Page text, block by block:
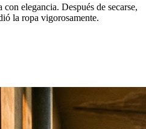
elegancia. Después de secarse,
la ropa vigorosamente.